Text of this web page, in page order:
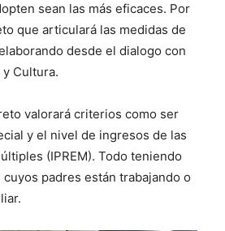
sean las más eficaces. Por
que articulará las medidas de
desde el dialogo con
Cultura.
valorará criterios como ser
y el nivel de ingresos de las
(IPREM). Todo teniendo
padres están trabajando o